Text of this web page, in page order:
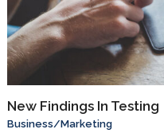
New Findings In Testing
Business/Marketing